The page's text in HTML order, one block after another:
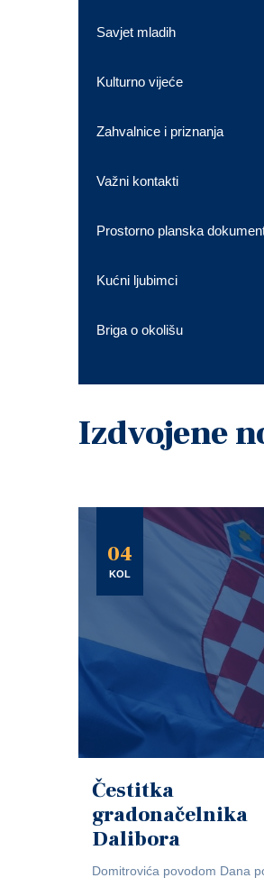
Savjet mladih
Kulturno vijeće
Zahvalnice i priznanja
Važni kontakti
Prostorno planska
Kućni ljubimci
Briga o okolišu
Izdvojene
04
KOL
Čestitka
gradonačelnika
Dalibora
Domitrovića povodom Dana